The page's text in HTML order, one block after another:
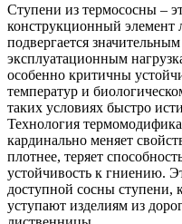
Ступени из термососны –
конструкционный элемент
подвергается
эксплуатационным
особенно критичны
температур и
таких условиях быстро
Технология
кардинально меняет
плотнее, теряет
устойчивость к гниению.
доступной сосны ступени,
уступают изделиям из